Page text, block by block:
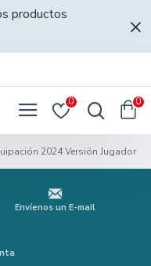
productos
0 0
2024 Versión Jugador
Envíenos un E-mail